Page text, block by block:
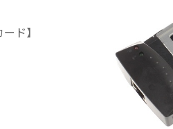
ド】